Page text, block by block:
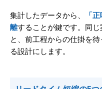
集計したデータから、
「
離することが鍵です。同
と、前工程からの仕掛を
る設計にします。